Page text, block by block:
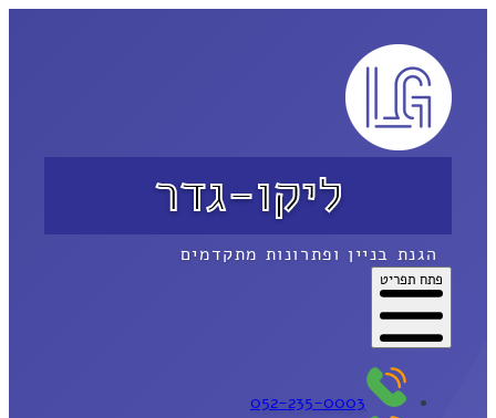
ליקו-גדר
הגנת בניין ופתרונות מתקדמים
פתח תפריט
052-235-0003